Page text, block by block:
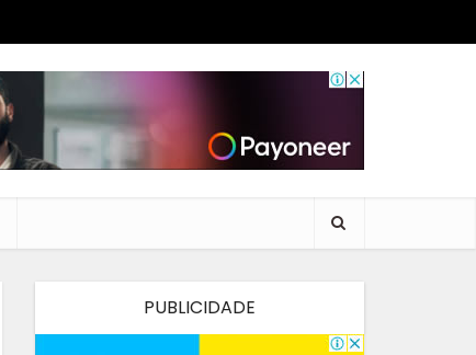
PUBLICIDADE